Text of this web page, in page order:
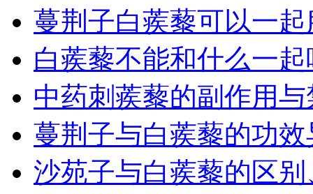
蔓荆子白蒺藜可以一起
白蒺藜不能和什么一起
中药刺蒺藜的副作用与
蔓荆子与白蒺藜的功效
沙苑子与白蒺藜的区别